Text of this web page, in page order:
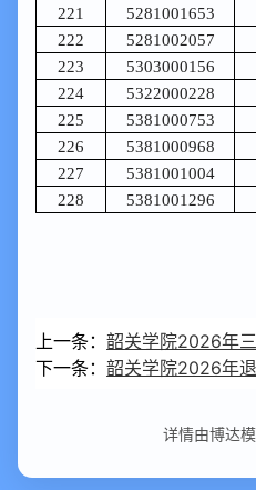
221
5281001653
222
5281002057
223
5303000156
224
5322000228
225
5381000753
226
5381000968
227
5381001004
228
5381001296
上一条： 韶关学院2026年三二分段
下一条： 韶关学院2026年退役大学生士
详情由博达